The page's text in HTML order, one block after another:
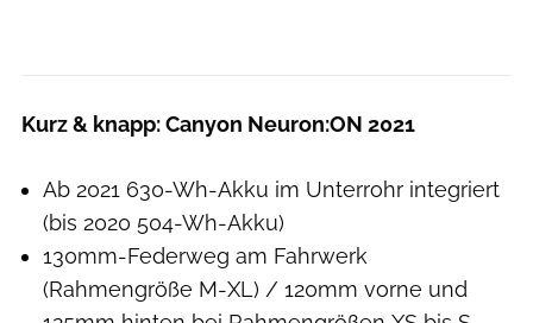
Kurz & knapp: Canyon Neuron:ON 2021
Ab 2021 630-Wh-Akku im Unterrohr integriert
(bis 2020 504-Wh-Akku)
130mm-Federweg am Fahrwerk
(Rahmengröße M-XL) / 120mm vorne und